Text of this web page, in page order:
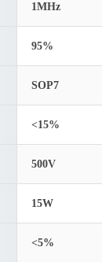
1MHz
95%
SOP7
<15%
500V
15W
<5%